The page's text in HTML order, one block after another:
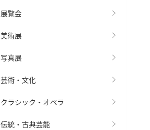
展覧会
美術展
写真展
芸術・文化
クラシック・オペラ
伝統・古典芸能